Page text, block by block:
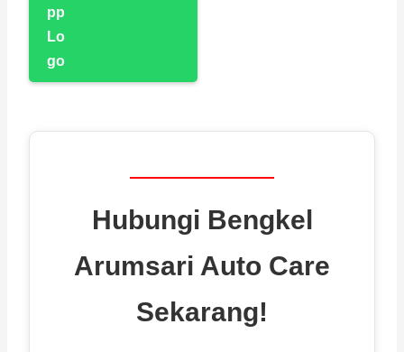
Hubungi Bengkel
Arumsari Auto Care
Sekarang!